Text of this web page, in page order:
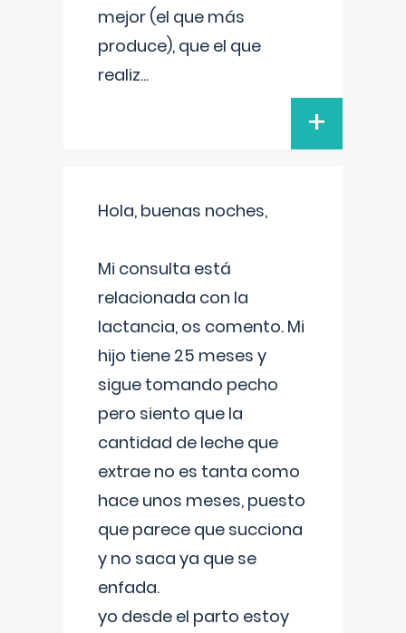
mejor (el que más
produce), que el que
realiz...
+
Hola, buenas noches,
Mi consulta está
relacionada con la
lactancia, os comento. Mi
hijo tiene 25 meses y
sigue tomando pecho
pero siento que la
cantidad de leche que
extrae no es tanta como
hace unos meses, puesto
que parece que succiona
y no saca ya que se
enfada.
yo desde el parto estoy